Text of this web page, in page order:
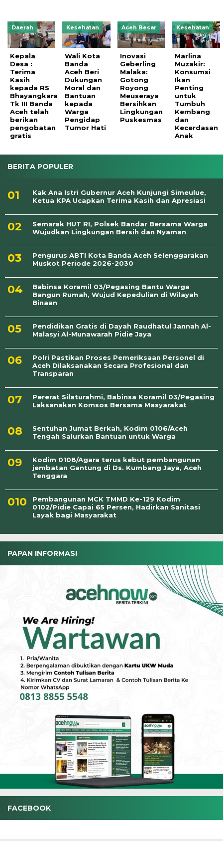
Daerah
Kepala
Desa :
Terima
Kasih
kepada RS
Bhayangkara
Tk III Banda
Aceh telah
berikan
pengobatan
gratis
Kesehatan
Wali Kota
Banda
Aceh Beri
Dukungan
Moral dan
Bantuan
kepada
Warga
Pengidap
Tumor Hati
Aceh Besar
Inovasi
Geberling
Malaka:
Gotong
Royong
Meuseraya
Bersihkan
Lingkungan
Puskesmas
Kesehatan
Marlina
Muzakir:
Konsumsi
Ikan
Penting
untuk
Tumbuh
Kembang
dan
Kecerdasan
Anak
BERITA POPULER
Kak Ana Istri Gubernur Aceh Kunjungi Simeulue,
Ketua KPA Ucapkan Terima Kasih dan Apresiasi
Semarak HUT RI, Polsek Bandar Bersama Warga
Wujudkan Lingkungan Bersih dan Nyaman
Pengurus ABTI Kota Banda Aceh Selenggarakan
Muskot Periode 2026-2030
Babinsa Koramil 03/Pegasing Bantu Warga
Bangun Rumah, Wujud Kepedulian di Wilayah
Binaan
Pendidikan Gratis di Dayah Raudhatul Jannah Al-
Malasyi Al-Munawarah Pidie Jaya
Polri Pastikan Proses Pemeriksaan Personel di
Aceh Dilaksanakan Secara Profesional dan
Transparan
Pererat Silaturahmi, Babinsa Koramil 03/Pegasing
Laksanakan Komsos Bersama Masyarakat
Sentuhan Jumat Berkah, Kodim 0106/Aceh
Tengah Salurkan Bantuan untuk Warga
Kodim 0108/Agara terus kebut pembangunan
jembatan Gantung di Ds. Kumbang Jaya, Aceh
Tenggara
Pembangunan MCK TMMD Ke-129 Kodim
0102/Pidie Capai 65 Persen, Hadirkan Sanitasi
Layak bagi Masyarakat
PAPAN INFORMASI
FACEBOOK